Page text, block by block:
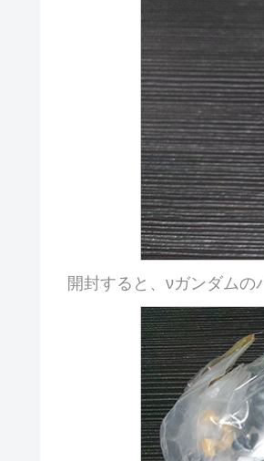
開封すると、νガンダムの